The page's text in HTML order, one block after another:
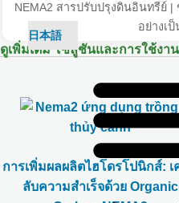
日本語
NEMA2 สารปรับปรุงดินอินทรีย์
อย่างเ
ดูเพิ่มเติม โซลูชันและการใช้งาน
การเพิ่มผลผลิตไฮโดรโปนิกส์: เ
ลับความสำเร็จด้วย Organic